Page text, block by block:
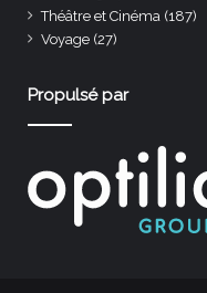
Théâtre et Cinéma (187)
Voyage (27)
Propulsé par